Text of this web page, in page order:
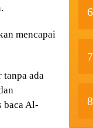
mencapai
tanpa ada
baca Al-
6
7
8